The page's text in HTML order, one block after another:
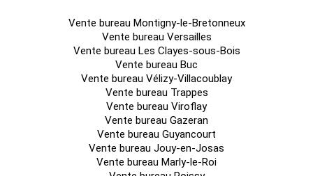
Sanitaires privatifs
Terrasse privative suivant les lots
Cloisonnement amovible partiel
Vente bureau Montigny-le-Bretonneux
Vente bureau Versailles
Vente bureau Les Clayes-sous-Bois
Vente bureau Buc
Vente bureau Vélizy-Villacoublay
Vente bureau Trappes
Vente bureau Viroflay
Vente bureau Gazeran
Vente bureau Guyancourt
Vente bureau Jouy-en-Josas
Vente bureau Marly-le-Roi